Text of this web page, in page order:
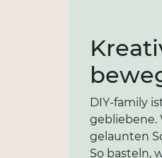
DIY-family
gebliebene.
gelaunten
So basteln,